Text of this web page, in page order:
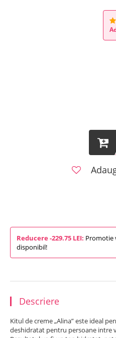
Reducere -229.75 LEI: Promotie
disponibil!
Descriere
Kitul de creme „Alina” este ideal
deshidratat pentru persoane intre